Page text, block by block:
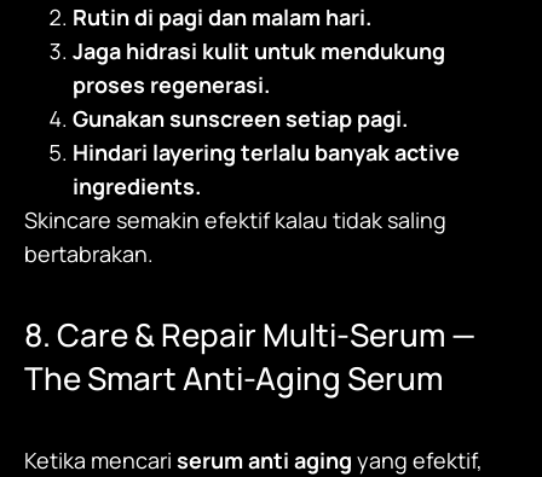
Rutin di pagi dan malam hari.
Jaga hidrasi kulit untuk mendukung
proses regenerasi.
Gunakan sunscreen setiap pagi.
Hindari layering terlalu banyak active
ingredients.
Skincare semakin efektif kalau tidak saling
bertabrakan.
8.Care & Repair Multi-Serum—
The Smart Anti-Aging Serum
Ketika mencari serum anti aging yang efektif,